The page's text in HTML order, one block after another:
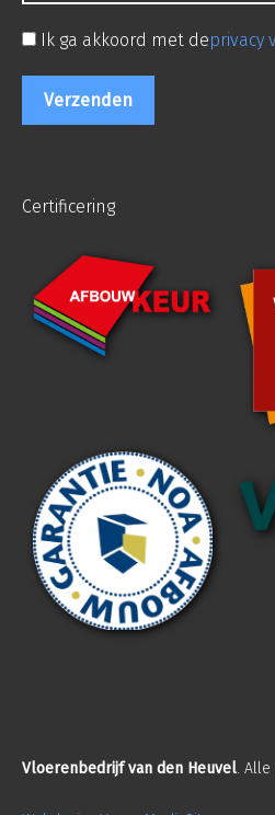
Ik ga akkoord met deprivacy
Certificering
Vloerenbedrijf van den Heuvel. Alle